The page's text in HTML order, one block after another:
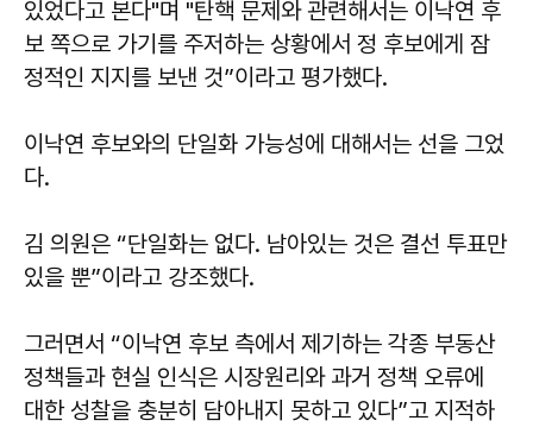
있었다고 본다"며 "탄핵 문제와 관련해서는 이낙연 후
보 쪽으로 가기를 주저하는 상황에서 정 후보에게 잠
정적인 지지를 보낸 것”이라고 평가했다.
이낙연 후보와의 단일화 가능성에 대해서는 선을 그었
다.
김 의원은 “단일화는 없다. 남아있는 것은 결선 투표만
있을 뿐”이라고 강조했다.
그러면서 “이낙연 후보 측에서 제기하는 각종 부동산
정책들과 현실 인식은 시장원리와 과거 정책 오류에
대한 성찰을 충분히 담아내지 못하고 있다”고 지적하